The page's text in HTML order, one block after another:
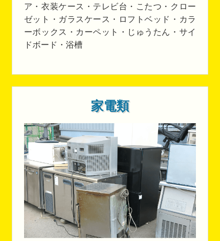
ア・衣装ケース・テレビ台・こたつ・クロー
ゼット・ガラスケース・ロフトベッド・カラ
ーボックス・カーペット・じゅうたん・サイ
ドボード・浴槽
家電類